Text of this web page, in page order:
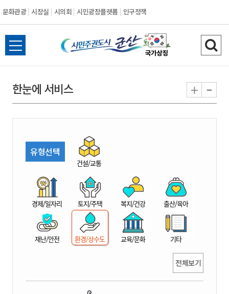
문화관광 시장실 시의회 시민광장플랫폼 인구정책
시
민
권
시
산
전
체
뉴
열
검
색
기
한눈에 서비스 + -
유형선택
건설/교통
경제/일자리 토지/주택 복지/건강 출산/육아
재난/안전 환경/상수도 교육/문화 기타
전체보기